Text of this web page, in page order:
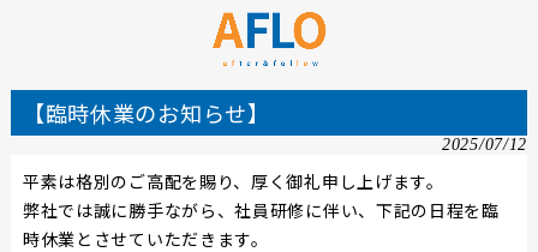
【臨時休業のお知らせ】
2025/07/12
平素は格別のご高配を賜り、厚く御礼申し上げます。
弊社では誠に勝手ながら、社員研修に伴い、下記の日程を臨
時休業とさせていただきます。